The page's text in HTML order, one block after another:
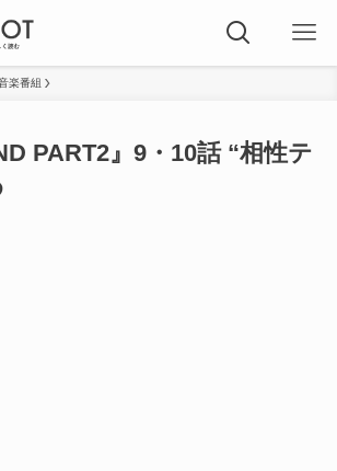
楽番組
PART2』9・10話 “相性テ